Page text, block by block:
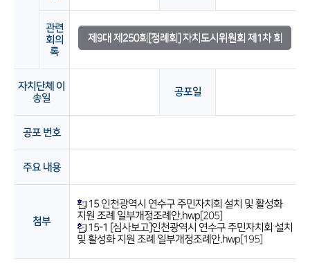
관련
회의
록
제9대 제250회[정례회] 자치도시위원회 제1차 회
자치단체 이
송일
공포일
공포 번호
주요 내용
첨부
15 인천광역시 연수구 주민자치회 설치 및 활성화
지원 조례 일부개정조례안.hwp[205]
15-1 [심사보고]인천광역시 연수구 주민자치회 설치
및 활성화 지원 조례 일부개정조례안.hwp[195]